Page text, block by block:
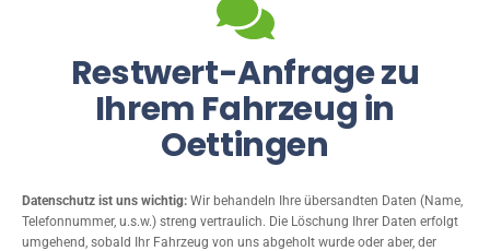
Restwert-Anfrage zu
Ihrem Fahrzeug in
Oettingen
Datenschutz ist uns wichtig: Wir behandeln Ihre übersandten Daten (Name,
Telefonnummer, u.s.w.) streng vertraulich. Die Löschung Ihrer Daten erfolgt
umgehend, sobald Ihr Fahrzeug von uns abgeholt wurde oder aber, der